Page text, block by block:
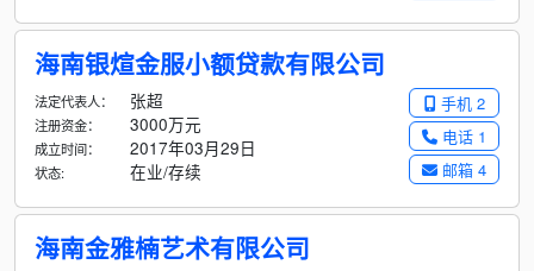
海南银煊金服小额贷款有限公司
手机 2
电话 1
邮箱 4
法定代表人： 张超
注册资金： 3000万元
成立时间： 2017年03月29日
状态: 在业/存续
海南金雅楠艺术有限公司